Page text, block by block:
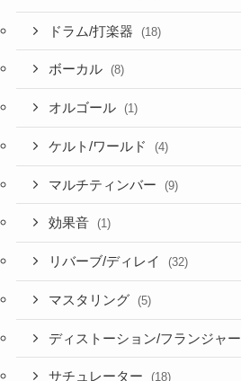
ドラム/打楽器 (18)
ボーカル (8)
オルゴール (1)
ケルト/ワールド (4)
マルチティンバー (9)
効果音 (1)
リバーブ/ディレイ (32)
マスタリング (5)
ディストーション/フランジャー
サチュレーター (18)